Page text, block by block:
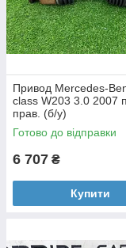
Привод Mercedes-
class W203 3.0 2007
прав. (б/у)
Готово до відправки
6 707 ₴
Купити